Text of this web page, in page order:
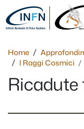
Salta al contenuto
Home
I Raggi Cosmici